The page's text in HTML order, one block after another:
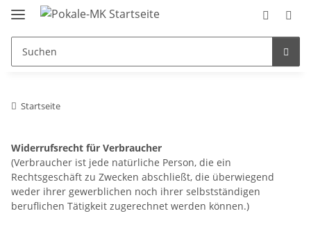
Startseite
Widerrufsrecht für Verbraucher
(Verbraucher ist jede natürliche Person, die ein
Rechtsgeschäft zu Zwecken abschließt, die überwiegend
weder ihrer gewerblichen noch ihrer selbstständigen
beruflichen Tätigkeit zugerechnet werden können.)